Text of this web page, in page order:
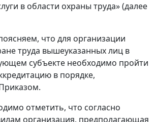
в области охраны труда» (далее
что для организации
труда вышеуказанных лиц в
субъекте необходимо пройти
в порядке,
отметить, что согласно
организация, предполагающая